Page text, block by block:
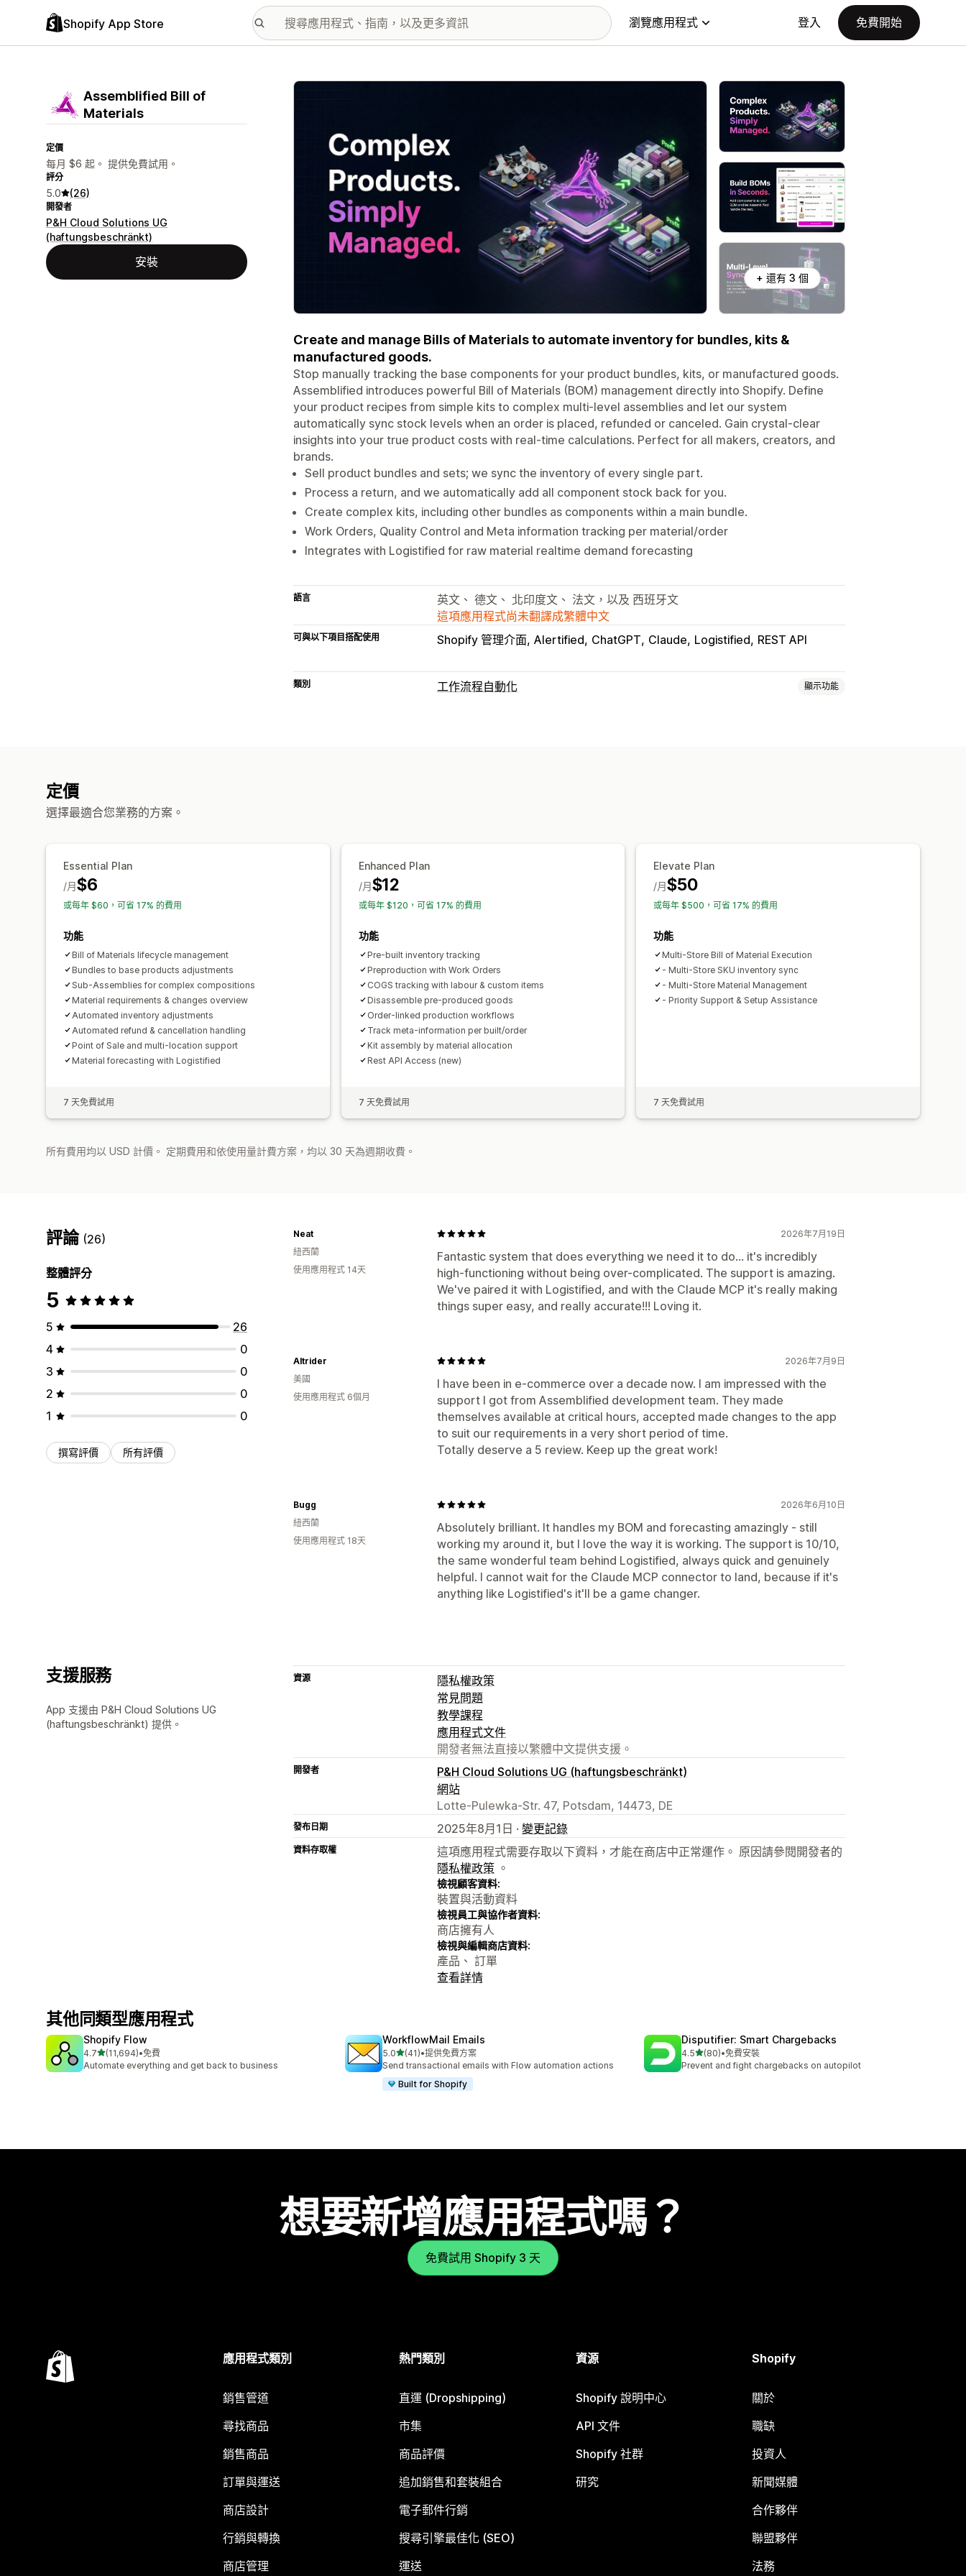
Shopify App Store 瀏覽應用程式 登入 免費開始
Assemblified Bill of
Materials
定價
每月 $6 起。 提供免費試用。
評分
5.0 (26)
開發者
P&H Cloud Solutions UG
(haftungsbeschränkt)
安裝
主要圖片圖庫
+ 還有 3 個
Create and manage Bills of Materials to automate inventory for bundles, kits &
manufactured goods.
Stop manually tracking the base components for your product bundles, kits, or manufactured goods.
Assemblified introduces powerful Bill of Materials (BOM) management directly into Shopify. Define
your product recipes from simple kits to complex multi-level assemblies and let our system
automatically sync stock levels when an order is placed, refunded or canceled. Gain crystal-clear
insights into your true product costs with real-time calculations. Perfect for all makers, creators, and
brands.
Sell product bundles and sets; we sync the inventory of every single part.
Process a return, and we automatically add all component stock back for you.
Create complex kits, including other bundles as components within a main bundle.
Work Orders, Quality Control and Meta information tracking per material/order
Integrates with Logistified for raw material realtime demand forecasting
語言
英文、 德文、 北印度文、 法文，以及 西班牙文
這項應用程式尚未翻譯成繁體中文
可與以下項目搭配使用 Shopify 管理介面 Alertified ChatGPT Claude Logistified REST API
類別 工作流程自動化 顯示功能
定價
選擇最適合您業務的方案。
Essential Plan
$6
/月
或每年 $60，可省 17% 的費用
功能
Bill of Materials lifecycle management
Bundles to base products adjustments
Sub-Assemblies for complex compositions
Material requirements & changes overview
Automated inventory adjustments
Automated refund & cancellation handling
Point of Sale and multi-location support
Material forecasting with Logistified
7 天免費試用
Enhanced Plan
$12
/月
或每年 $120，可省 17% 的費用
功能
Pre-built inventory tracking
Preproduction with Work Orders
COGS tracking with labour & custom items
Disassemble pre-produced goods
Order-linked production workflows
Track meta-information per built/order
Kit assembly by material allocation
Rest API Access (new)
7 天免費試用
Elevate Plan
$50
/月
或每年 $500，可省 17% 的費用
功能
Multi-Store Bill of Material Execution
- Multi-Store SKU inventory sync
- Multi-Store Material Management
- Priority Support & Setup Assistance
7 天免費試用
所有費用均以 USD 計價。 定期費用和依使用量計費方案，均以 30 天為週期收費。
評論 (26)
整體評分
5
5
26
4
0
3
0
2
0
1
0
撰寫評價 所有評價
2026年7月19日
Fantastic system that does everything we need it to do... it's incredibly
high-functioning without being over-complicated. The support is amazing.
We've paired it with Logistified, and with the Claude MCP it's really making
things super easy, and really accurate!!! Loving it.
Neat
紐西蘭
使用應用程式 14天
2026年7月9日
I have been in e-commerce over a decade now. I am impressed with the
support I got from Assemblified development team. They made
themselves available at critical hours, accepted made changes to the app
to suit our requirements in a very short period of time.
Totally deserve a 5 review. Keep up the great work!
Altrider
美國
使用應用程式 6個月
2026年6月10日
Absolutely brilliant. It handles my BOM and forecasting amazingly - still
working my around it, but I love the way it is working. The support is 10/10,
the same wonderful team behind Logistified, always quick and genuinely
helpful. I cannot wait for the Claude MCP connector to land, because if it's
anything like Logistified's it'll be a game changer.
Bugg
紐西蘭
使用應用程式 18天
支援服務
App 支援由 P&H Cloud Solutions UG
(haftungsbeschränkt) 提供。
資源
隱私權政策
常見問題
教學課程
應用程式文件
開發者無法直接以繁體中文提供支援。
開發者
P&H Cloud Solutions UG (haftungsbeschränkt)
網站
Lotte-Pulewka-Str. 47, Potsdam, 14473, DE
發布日期 2025年8月1日 · 變更記錄
資料存取權
這項應用程式需要存取以下資料，才能在商店中正常運作。 原因請參閱開發者的
隱私權政策 。
檢視顧客資料:
裝置與活動資料
檢視員工與協作者資料:
商店擁有人
檢視與編輯商店資料:
產品、 訂單
查看詳情
其他同類型應用程式
Shopify Flow
4.7滿分 5 顆星
(11,694)
共有 11694 則評價
•免費
Automate everything and get back to business
WorkflowMail Emails
5.0滿分 5 顆星
(41)
共有 41 則評價
•提供免費方案
Send transactional emails with Flow automation actions
Built for Shopify
Disputifier: Smart Chargebacks
4.5滿分 5 顆星
(80)
共有 80 則評價
•免費安裝
Prevent and fight chargebacks on autopilot
想要新增應用程式嗎？
免費試用 Shopify 3 天
應用程式類別
銷售管道
尋找商品
銷售商品
訂單與運送
商店設計
行銷與轉換
商店管理
熱門類別
直運 (Dropshipping)
市集
商品評價
追加銷售和套裝組合
電子郵件行銷
搜尋引擎最佳化 (SEO)
運送
資源
Shopify 說明中心
API 文件
Shopify 社群
研究
Shopify
關於
職缺
投資人
新聞媒體
合作夥伴
聯盟夥伴
法務